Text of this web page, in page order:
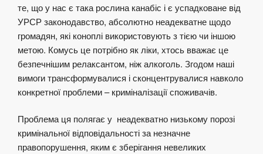
те, що у нас є така рослина канабіс і є успадковане від
УРСР законодавство, абсолютно неадекватне щодо
громадян, які коноплі використовують з тією чи іншою
метою. Комусь це потрібно як ліки, хтось вважає це
безпечнішим релаксантом, ніж алкоголь. Згодом наші
вимоги трансформувалися і сконцентрувалися навколо
конкретної проблеми – криміналізації споживачів.
Проблема ця полягає у неадекватно низькому порозі
кримінальної відповідальності за незначне
правопорушення, яким є зберігання невеликих